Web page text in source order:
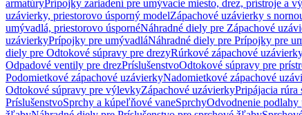
armatúryPrípojky zariadení pre umývacie miesto, drez, prístroje a
uzávierky, priestorovo úsporný modelZápachové uzávierky s
umývadlá, priestorovo úspornéNáhradné diely pre Zápachové
uzávierkyPrípojky pre umývadláNáhradné diely pre Prípojky pre
diely pre Odtokové súpravy pre drezyRúrkové zápachové
Odpadové ventily pre drezPríslušenstvoOdtokové súpravy pre
Podomietkové zápachové uzávierkyNadomietkové zápachové
Odtokové súpravy pre výlevkyZápachové uzávierkyPripájacia rúra
PríslušenstvoSprchy a kúpeľňové vaneSprchyOdvodnenie podlahy